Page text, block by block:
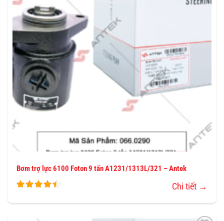
THÍCH
Bơm trợ lực 6100 Foton 9 tấn A1231/1313L/321 – Antek
Chi tiết →